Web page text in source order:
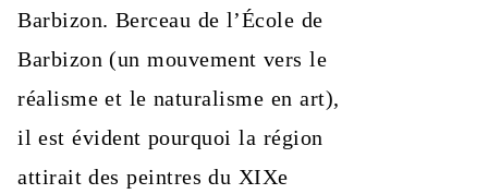
Barbizon. Berceau de l’École de
Barbizon (un mouvement vers le
réalisme et le naturalisme en art),
il est évident pourquoi la région
attirait des peintres du XIXe